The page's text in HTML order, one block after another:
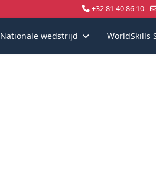
+32 81 40 86 10
Nationale wedstrijd WorldSkills